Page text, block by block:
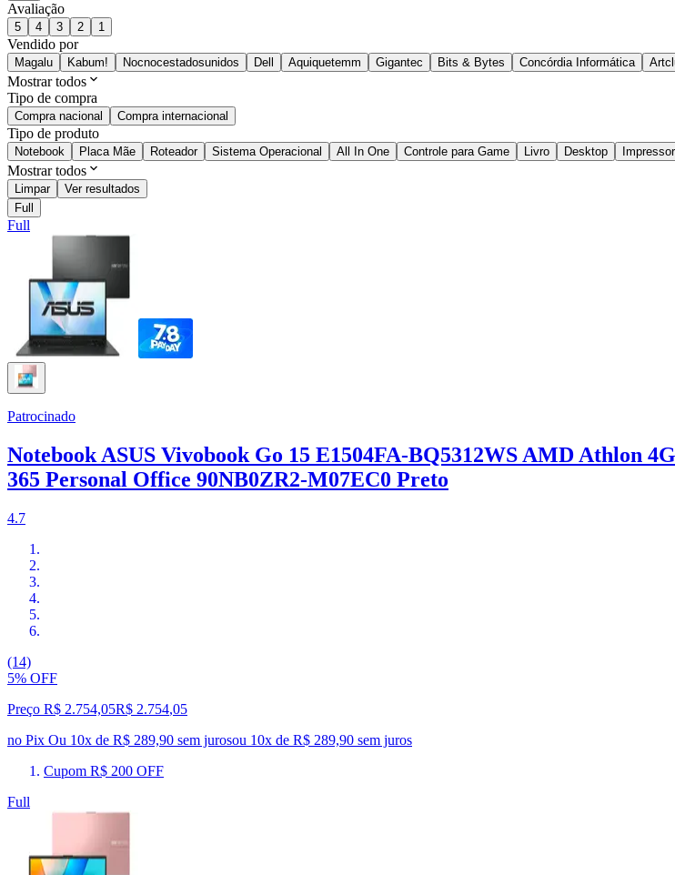
Avaliação
5 4 3 2 1
Vendido por
Magalu Kabum! Nocnocestadosunidos Dell Aquiquetemm Gigantec Bits & Bytes Concórdia Informática
Mostrar todos
Tipo de compra
Compra nacional Compra internacional
Tipo de produto
Notebook Placa Mãe Roteador Sistema Operacional All In One Controle para Game Livro Desktop
Mostrar todos
Limpar
Ver resultados
Full
Full
Patrocinado
Notebook ASUS Vivobook Go 15 E1504FA-BQ5312WS AMD Athlon
365 Personal Office 90NB0ZR2-M07EC0 Preto
4.7
(14)
5% OFF
Preço R$ 2.754,05R$ 2.754,05
no Pix Ou 10x de R$ 289,90 sem jurosou 10x de R$ 289,90 sem juros
Cupom R$ 200 OFF
Full